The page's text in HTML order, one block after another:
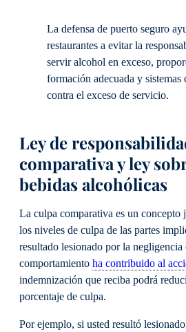
La defensa de puerto seguro
restaurantes a evitar la
servir alcohol en exceso,
formación adecuada y sistemas
contra el exceso de servicio.
Ley de
comparativa y ley
bebidas alcohólicas
La culpa comparativa es un concepto
los niveles de culpa de las partes
resultado lesionado por la negligencia
comportamiento ha contribuido al
indemnización que reciba podrá
porcentaje de culpa.
Por ejemplo, si usted resultó